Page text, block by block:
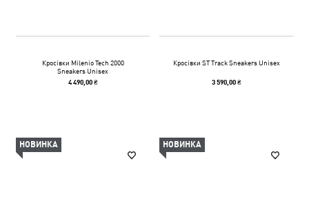
Кросівки Milenio Tech 2000
Sneakers Unisex
4 490,00 ₴
Кросівки ST Track Sneakers Unisex
3 590,00 ₴
НОВИНКА НОВИНКА